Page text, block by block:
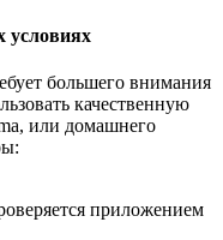
условиях
большего внимания
качественную
или домашнего
приложением